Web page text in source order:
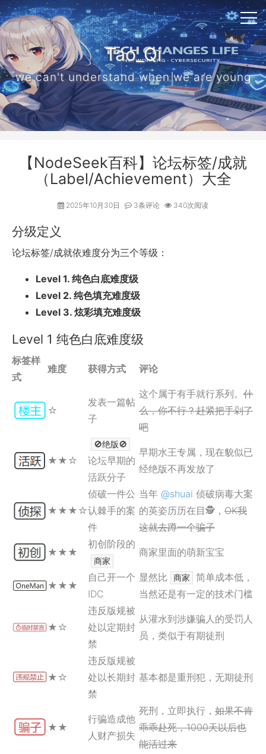
Tao_Qi
we can't understand when we are young
【NodeSeek百科】论坛标签/成就
（Label/Achievement）大全
2025年10月30日 3条评论 340次阅读
分级定义
论坛标签/成就依难度分为三个等级：
Level 1. 纯色白底难度级
Level 2. 纯色填充难度级
Level 3. 炫彩填充难度级
Level 1 纯色白底难度级
标签样
式
难度 获得方式 评论
☆
发表一篇帖
子
这个属于有手就行系列。 什
么，你不行？赶紧把手剁了
吧
★ ★ ☆
🚫绝版🚫
论坛早期的
活跃分子
早期水王专属，现在貌似已
经绝版不再发放了
★ ★ ★ ☆
侦破一件公
认棘手的案
件
当年 @shuai 侦破病毒大案
的英姿历历在目🕵 ， OK我
这就去蹲一个骗子
★ ★ ★
初创阶段的
商家
商家里面的萌新宝宝
★ ★ ★
自己开一个
IDC
显然比 商家
简单成本低，
当然还是有一定的技术门槛
★ ☆
违反版规被
处以定期封
禁
从灌水到涉嫌骗人的受罚人
员，类似于有期徒刑
★ ☆
违反版规被
处以长期封
禁
基本都是重刑犯，无期徒刑
★ ★
行骗造成他
人财产损失
死刑，立即执行， 如果不肯
乖乖赴死，1000天以后也
能活过来